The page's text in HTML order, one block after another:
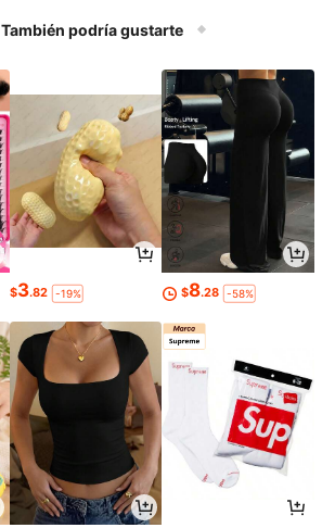
También podría gustarte
$3.82 -19% $8.28 -58%